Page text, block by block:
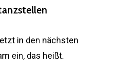
in den nächsten
ein, das heißt.